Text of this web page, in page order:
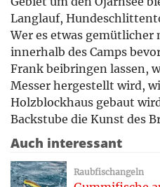
Langlauf,
Wer es etwas
innerhalb des Camps
Frank beibringen lassen,
Messer hergestellt wird,
Holzblockhaus gebaut
Backstube die Kunst des
Auch interessant
Raubfischangeln